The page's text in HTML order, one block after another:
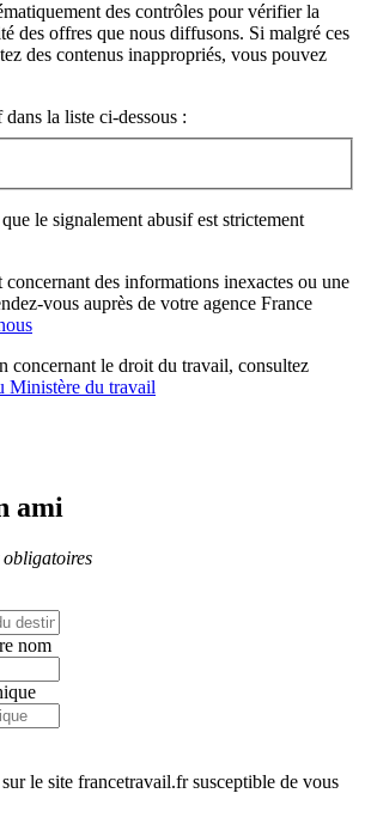
des contrôles pour vérifier la
des offres que nous diffusons. Si malgré ces
des contenus inappropriés, vous pouvez
la liste ci-dessous :
le signalement abusif est strictement
des informations inexactes ou une
vous auprès de votre agence France
concernant le droit du travail, consultez
Ministère du travail
ami
obligatoires
nom
le site francetravail.fr susceptible de vous